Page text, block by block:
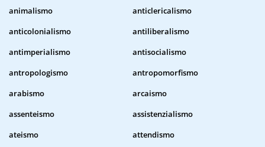
animalismo
anticlericalismo
anticolonialismo
antiliberalismo
antimperialismo
antisocialismo
antropologismo
antropomorfismo
arabismo
arcaismo
assenteismo
assistenzialismo
ateismo
attendismo